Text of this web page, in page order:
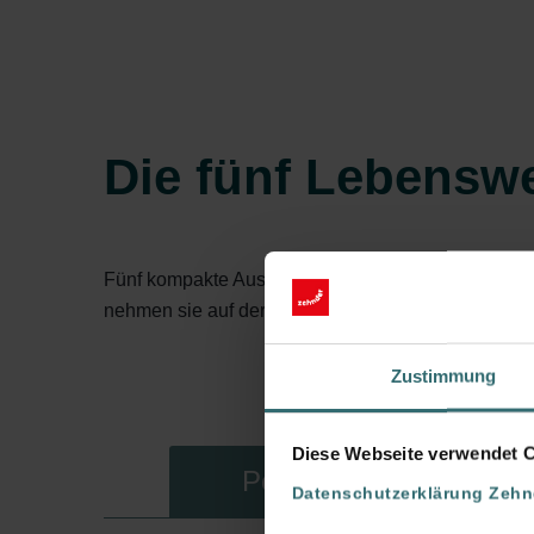
Zustimmung
Diese Webseite verwendet
Datenschutzerklärung
Die fünf
Fünf kompakte Ausstellungsmodule, die
nehmen sie auf der Vorderseite die
Pop-up Wohnzimmer